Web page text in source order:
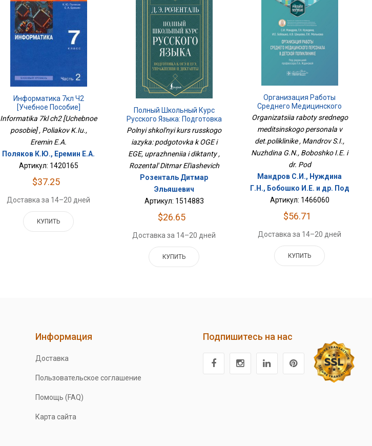
Информатика 7кл Ч2
[Учебное Пособие]
Informatika 7kl ch2 [Uchebnoe
posobie] , Poliakov K.Iu.,
Eremin E.A.
Поляков К.Ю., Еремин Е.А.
Артикул: 1420165
$37.25
Доставка за 14–20 дней
КУПИТЬ
Полный Школьный Курс
Русского Языка: Подготовка
К ОГЭ И ЕГЭ, Упражнения И
Диктанты
Polnyi shkol'nyi kurs russkogo
iazyka: podgotovka k OGE i
EGE, uprazhneniia i diktanty ,
Rozental' Ditmar El'iashevich
Розенталь Дитмар
Эльяшевич
Артикул: 1514883
$26.65
Доставка за 14–20 дней
КУПИТЬ
Организация Работы
Среднего Медицинского
Персонала В
Дет.поликлинике
Organizatsiia raboty srednego
meditsinskogo personala v
det.poliklinike , Mandrov S.I.,
Nuzhdina G.N., Boboshko I.E. i
dr. Pod
Мандров С.И., Нуждина
Г.Н., Бобошко И.Е. и др. Под
Артикул: 1466060
$56.71
Доставка за 14–20 дней
КУПИТЬ
Информация
Доставка
Пользовательское соглашение
Помощь (FAQ)
Карта сайта
Подпишитесь на нас